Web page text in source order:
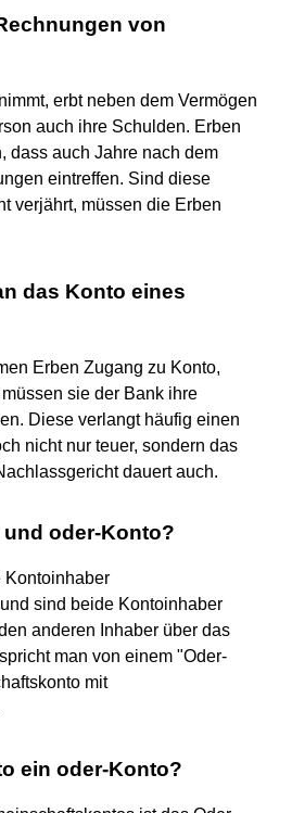
von
erbt neben dem Vermögen
auch ihre Schulden. Erben
dass auch Jahre nach dem
eintreffen. Sind diese
verjährt, müssen die Erben
das Konto eines
Erben Zugang zu Konto,
sie der Bank ihre
Diese verlangt häufig einen
nicht nur teuer, sondern das
dauert auch.
oder-Konto?
Kontoinhaber
sind beide Kontoinhaber
anderen Inhaber über das
man von einem "Oder-
mit
ein oder-Konto?